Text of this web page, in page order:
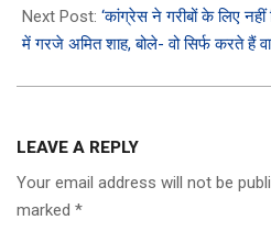
Next Post: ‘कांग्रेस ने गरीबों के लिए
में गरजे अमित शाह, बोले- वो सिर्फ करते हैं
LEAVE A REPLY
Your email address will not be
marked *